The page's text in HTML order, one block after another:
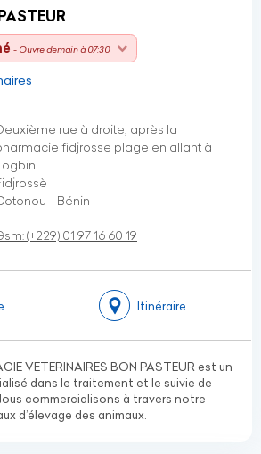
- Ouvre demain à 07:30
rue à droite, après la
fidjrosse plage en allant à
- Bénin
(+229) 01 97 16 60 19
Itinéraire
VETERINAIRES BON PASTEUR est un
dans le traitement et le suivie de
commercialisons à travers notre
d’élevage des animaux.